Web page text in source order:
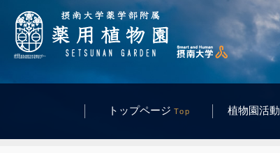
トップページ Top 植物園活動